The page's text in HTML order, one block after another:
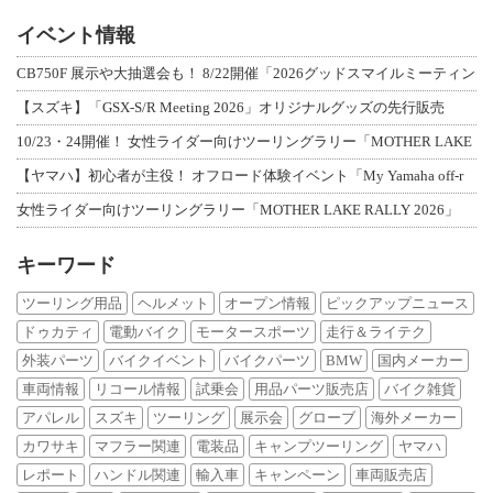
イベント情報
CB750F 展示や大抽選会も！ 8/22開催「2026グッドスマイルミーティン
【スズキ】「GSX-S/R Meeting 2026」オリジナルグッズの先行販売
10/23・24開催！ 女性ライダー向けツーリングラリー「MOTHER LAKE
【ヤマハ】初心者が主役！ オフロード体験イベント「My Yamaha off-r
女性ライダー向けツーリングラリー「MOTHER LAKE RALLY 2026」
キーワード
ツーリング用品 ヘルメット オープン情報
ピックアップニュース
ドゥカティ
電動バイク モータースポーツ
走行＆ライテク
外装パーツ
バイクイベント バイクパーツ BMW
国内メーカー
車両情報
リコール情報 試乗会 用品パーツ販売店
バイク雑貨
アパレル
スズキ ツーリング 展示会 グローブ
海外メーカー
カワサキ
マフラー関連 電装品 キャンプツーリング
ヤマハ
レポート
ハンドル関連 輸入車 キャンペーン 車両販売店